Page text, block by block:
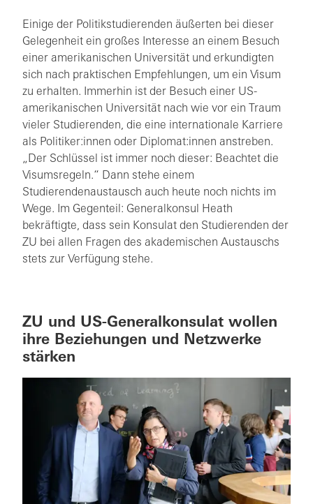
Einige der Politikstudierenden äußerten bei dieser
Gelegenheit ein großes Interesse an einem Besuch
einer amerikanischen Universität und erkundigten
sich nach praktischen Empfehlungen, um ein Visum
zu erhalten. Immerhin ist der Besuch einer US-
amerikanischen Universität nach wie vor ein Traum
vieler Studierenden, die eine internationale Karriere
als Politiker:innen oder Diplomat:innen anstreben.
„Der Schlüssel ist immer noch dieser: Beachtet die
Visumsregeln.“ Dann stehe einem
Studierendenaustausch auch heute noch nichts im
Wege. Im Gegenteil: Generalkonsul Heath
bekräftigte, dass sein Konsulat den Studierenden der
ZU bei allen Fragen des akademischen Austauschs
stets zur Verfügung stehe.
ZU und US-Generalkonsulat wollen
ihre Beziehungen und Netzwerke
stärken